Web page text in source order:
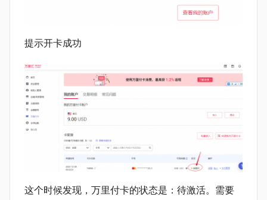
提示开卡成功
这个时候发现，万里付卡的状态是：待激活。需要